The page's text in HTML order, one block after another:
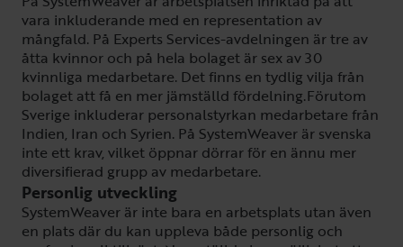
vara inkluderande med en representation av
mångfald. På Experts Services-avdelningen är tre av
åtta kvinnor och på hela bolaget är sex av 30
kvinnliga medarbetare. Det finns en tydlig vilja från
bolaget att få en mer jämställd fördelning.Förutom
Sverige inkluderar personalstyrkan medarbetare från
Indien, Iran och Syrien. På SystemWeaver är svenska
inte ett krav, vilket öppnar dörrar för en ännu mer
diversifierad grupp av medarbetare.
Personlig utveckling
SystemWeaver är inte bara en arbetsplats utan även
en plats där du kan uppleva både personlig och